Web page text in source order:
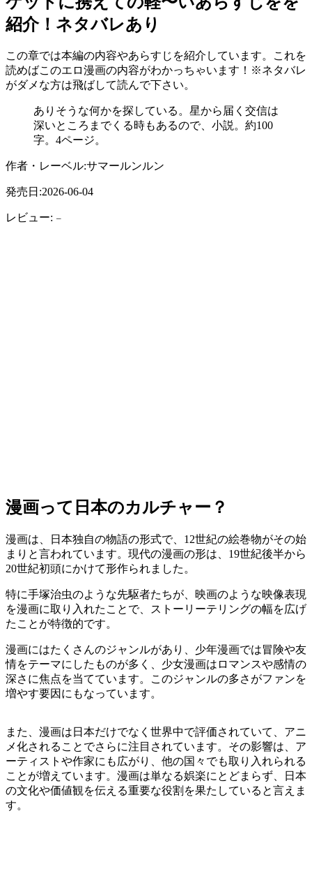
紹介！ネタバレあり
この章では本編の内容やあらすじを紹介しています。これを
読めばこのエロ漫画の内容がわかっちゃいます！※ネタバレ
がダメな方は飛ばして読んで下さい。
ありそうな何かを探している。星から届く交信は
深いところまでくる時もあるので、小説。約100
字。4ページ。
作者・レーベル:サマールンルン
発売日:2026-06-04
レビュー: –
漫画って日本のカルチャー？
漫画は、日本独自の物語の形式で、12世紀の絵巻物がその始
まりと言われています。現代の漫画の形は、19世紀後半から
20世紀初頭にかけて形作られました。
特に手塚治虫のような先駆者たちが、映画のような映像表現
を漫画に取り入れたことで、ストーリーテリングの幅を広げ
たことが特徴的です。
漫画にはたくさんのジャンルがあり、少年漫画では冒険や友
情をテーマにしたものが多く、少女漫画はロマンスや感情の
深さに焦点を当てています。このジャンルの多さがファンを
増やす要因にもなっています。
また、漫画は日本だけでなく世界中で評価されていて、アニ
メ化されることでさらに注目されています。その影響は、ア
ーティストや作家にも広がり、他の国々でも取り入れられる
ことが増えています。漫画は単なる娯楽にとどまらず、日本
の文化や価値観を伝える重要な役割を果たしていると言えま
す。